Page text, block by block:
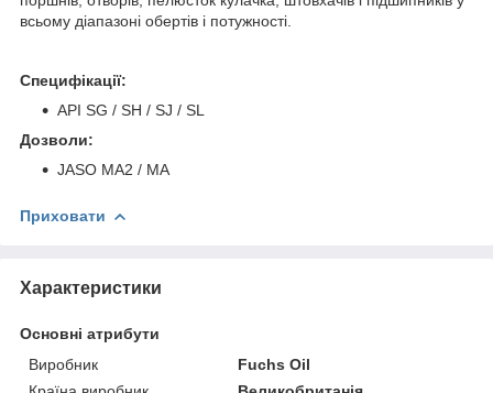
всьому діапазоні обертів і потужності.
Специфікації:
API SG / SH / SJ / SL
Дозволи:
JASO MA2 / MA
Приховати
Характеристики
Основні атрибути
Виробник
Fuchs Oil